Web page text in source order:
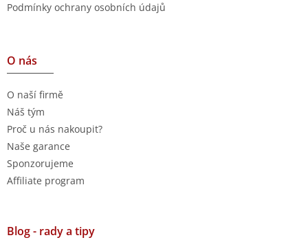
Podmínky ochrany osobních údajů
O nás
O naší firmě
Náš tým
Proč u nás nakoupit?
Naše garance
Sponzorujeme
Affiliate program
Blog - rady a tipy